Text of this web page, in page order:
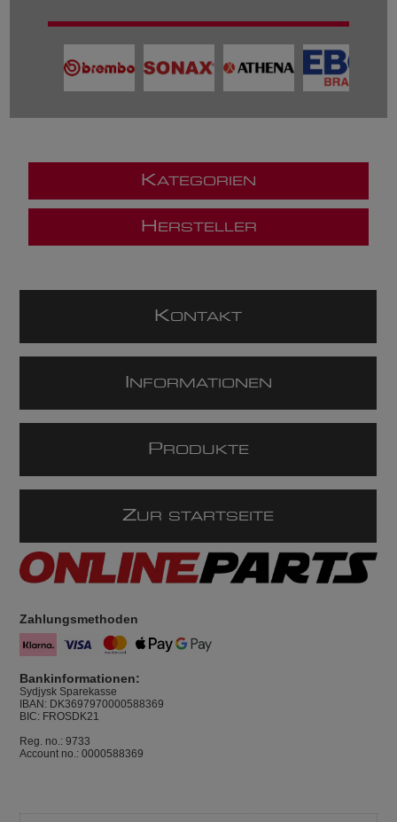
KATEGORIEN
H ERSTELLER
KONTAKT
NFORMATIONEN
P RODUKTE
ZUR STARTSEITE
Zahlungsmethoden
Bankinformationen:
Sydjysk Sparekasse
IBAN: DK3697970000588369
BIC: FROSDK21
Reg. no.: 9733
Account no.: 0000588369